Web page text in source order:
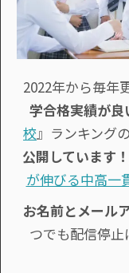
2022年から毎年
学合格実績が良
校』ランキングの
公開しています！
が伸びる中高一
お名前とメール
つでも配信停